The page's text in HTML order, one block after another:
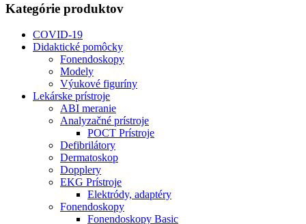
Kategórie produktov
COVID-19
Didaktické pomôcky
Fonendoskopy
Modely
Výukové figuríny
Lekárske prístroje
ABI meranie
Analyzačné prístroje
POCT Prístroje
Defibrilátory
Dermatoskop
Dopplery
EKG Prístroje
Elektródy, adaptéry
Fonendoskopy
Fonendoskopy Basic